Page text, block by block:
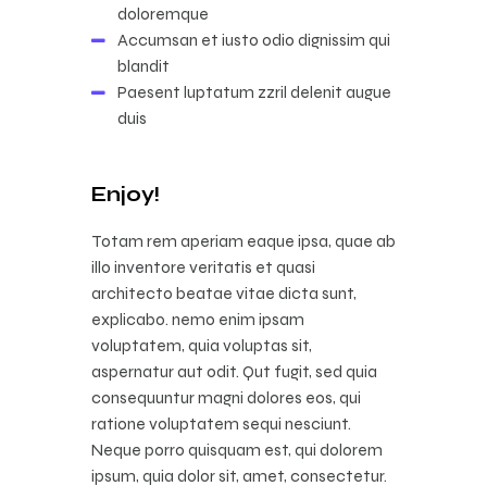
doloremque
Accumsan et iusto odio dignissim qui
blandit
Paesent luptatum zzril delenit augue
duis
Enjoy!
Totam rem aperiam eaque ipsa, quae ab
illo inventore veritatis et quasi
architecto beatae vitae dicta sunt,
explicabo. nemo enim ipsam
voluptatem, quia voluptas sit,
aspernatur aut odit. Qut fugit, sed quia
consequuntur magni dolores eos, qui
ratione voluptatem sequi nesciunt.
Neque porro quisquam est, qui dolorem
ipsum, quia dolor sit, amet, consectetur.